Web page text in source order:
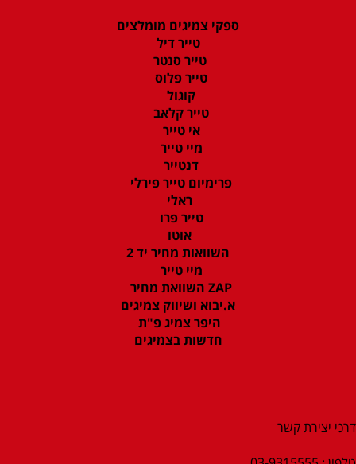
ספקי צמיגים מומלצים
טייר דיל
טייר סנטר
טייר פלוס
קוגול
טייר קלאב
אי טייר
מיי טייר
דנטייר
פרימיום טייר פירלי
ראלי
טייר פרו
אוטו
השוואות מחיר יד 2
מיי טייר
ZAP השוואת מחיר
א.יבוא ושיווק צמיגים
היפר צמיג פ"ת
חדשות בצמיגים
דרכי יצירת קשר